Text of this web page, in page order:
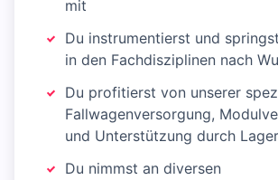
mit
Du instrumentierst und
in den Fachdisziplinen nach
Du profitierst von unserer
Fallwagenversorgung,
und Unterstützung durch
Du nimmst an diversen